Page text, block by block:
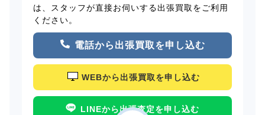
は、スタッフが直接お伺いする出張買取をご利用
ください。
電話から出張買取を申し込む
WEBから出張買取を申し込む
LINEから出張査定を申し込む